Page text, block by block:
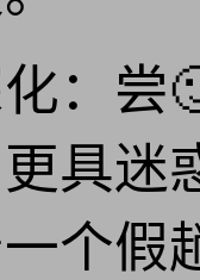
：尝
具迷
个假